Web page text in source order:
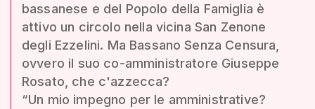
bassanese e del Popolo della Famiglia è
attivo un circolo nella vicina San Zenone
degli Ezzelini. Ma Bassano Senza Censura,
ovvero il suo co-amministratore Giuseppe
Rosato, che c'azzecca?
“Un mio impegno per le amministrative?